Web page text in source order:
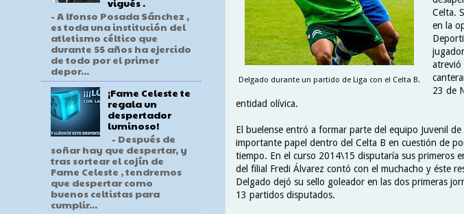
Delgado durante un partido de Liga con el Celta B.
Celta.
en la
atrevió
23 de
entidad olívica.
El buelense entró a formar parte del equipo Juvenil
importante papel dentro del Celta B en cuestión de
tiempo. En el curso 2014\15 disputaría sus primeros
del filial Fredi Álvarez contó con el muchacho y éste
Delgado dejó su sello goleador en las dos primeras
13 partidos disputados.
- A lfonso Posada Sánchez ,
es toda una institución del
atletismo céltico que
durante 55 años ha ejercido
de todo por el primer
depor...
¡Fame Celeste te
regala un
despertador
luminoso!
- Después de
soñar hay que despertar, y
tras sortear el cojín de
Fame Celeste , tendremos
que despertar como
buenos celtistas para
cumplir...